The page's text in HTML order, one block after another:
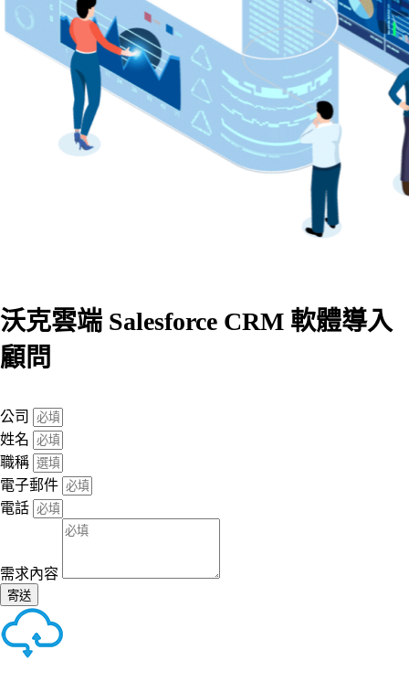
沃克雲端 Salesforce CRM 軟體導入
顧問
公司
姓名
職稱
電子郵件
電話
需求內容
寄送